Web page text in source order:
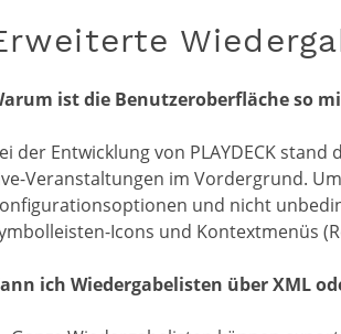
ist die Benutzeroberfläche so
der Entwicklung von PLAYDECK
Veranstaltungen im Vordergrund.
und nicht
Icons und Kontextmenüs
ich Wiedergabelisten über XML